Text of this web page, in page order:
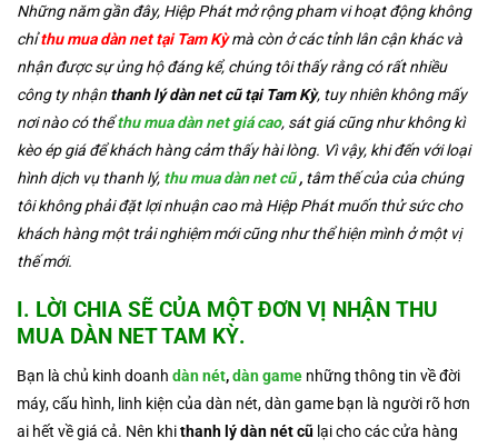
Những năm gần đây, Hiệp Phát mở rộng pham vi hoạt động không
chỉthu mua dàn net tại Tam Kỳ mà còn ở các tỉnh lân cận khác và
nhận được sự ủng hộ đáng kể, chúng tôi thấy rằng có rất nhiều
công ty nhận thanh lý dàn net cũ tại Tam Kỳ, tuy nhiên không mấy
nơi nào có thểthu mua dàn net giá cao, sát giá cũng như không kì
kèo ép giá để khách hàng cảm thấy hài lòng. Vì vậy, khi đến với loại
hình dịch vụ thanh lý, thu mua dàn net cũ , tâm thế của của chúng
tôi không phải đặt lợi nhuận cao mà Hiệp Phát muốn thử sức cho
khách hàng một trải nghiệm mới cũng như thể hiện mình ở một vị
thế mới.
I. LỜI CHIA SẼ CỦA MỘT ĐƠN VỊ NHẬN THU
MUA DÀN NET TAM KỲ.
Bạn là chủ kinh doanh dàn nét,dàn game những thông tin về đời
máy, cấu hình, linh kiện của dàn nét, dàn game bạn là người rõ hơn
ai hết về giá cả. Nên khithanh lý dàn nét cũ lại cho các cửa hàng